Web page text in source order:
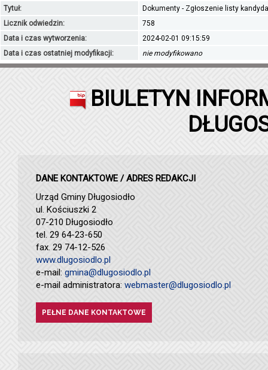
Tytuł:
Dokumenty - Zgłoszenie listy
Licznik odwiedzin:
758
Data i czas wytworzenia:
2024-02-01 09:15:59
Data i czas ostatniej modyfikacji:
nie modyfikowano
BIULETYN
DANE KONTAKTOWE / ADRES REDAKCJI
Urząd Gminy Długosiodło
ul. Kościuszki 2
07-210 Długosiodło
tel. 29 64-23-650
fax. 29 74-12-526
www.dlugosiodlo.pl
e-mail: gmina@dlugosiodlo.pl
e-mail administratora: webmaster@dlugosiodlo.pl
PEŁNE DANE KONTAKTOWE